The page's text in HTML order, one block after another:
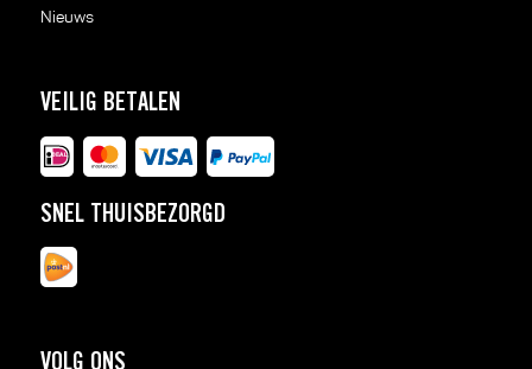
Nieuws
VEILIG BETALEN
SNEL THUISBEZORGD